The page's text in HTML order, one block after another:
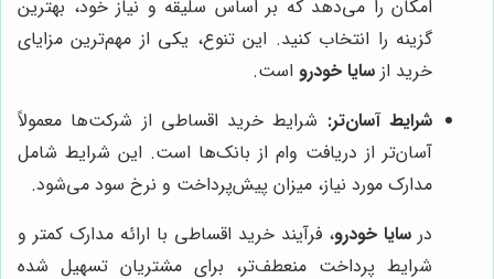
امکان را می‌دهد که بر اساس سلیقه و نیاز خود، بهترین
گزینه را انتخاب کنید. این تنوع، یکی از مهم‌ترین مزایای
خرید از سایا خودرو است.
شرایط آسان‌تر: شرایط خرید اقساطی از شرکت‌ها معمولاً
آسان‌تر از دریافت وام از بانک‌ها است. این شرایط شامل
مدارک مورد نیاز، میزان پیش‌پرداخت و نرخ سود می‌شود.
در سایا خودرو، فرآیند خرید اقساطی با ارائه مدارک کمتر و
شرایط پرداخت منعطف‌تر، برای مشتریان تسهیل شده